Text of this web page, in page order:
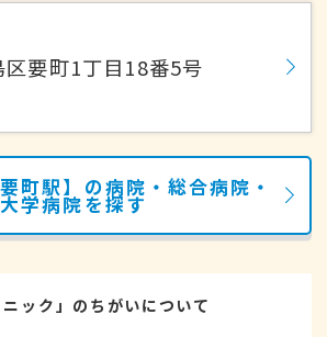
区要町1丁目18番5号
町駅】の病院・総合病院・
大学病院を探す
ニック」のちがいについて